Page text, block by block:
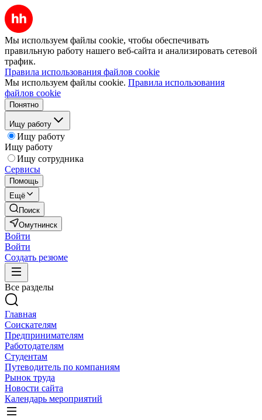
Мы используем файлы cookie, чтобы обеспечивать
правильную работу нашего веб-сайта и анализировать сетевой
трафик.
Правила использования файлов cookie
Мы используем файлы cookie. Правила использования
файлов cookie
Понятно
Ищу работу
Ищу работу
Ищу работу
Ищу сотрудника
Сервисы
Помощь
Ещё
Поиск
Омутнинск
Войти
Войти
Создать резюме
Все разделы
Главная
Соискателям
Предпринимателям
Работодателям
Студентам
Путеводитель по компаниям
Рынок труда
Новости сайта
Календарь мероприятий